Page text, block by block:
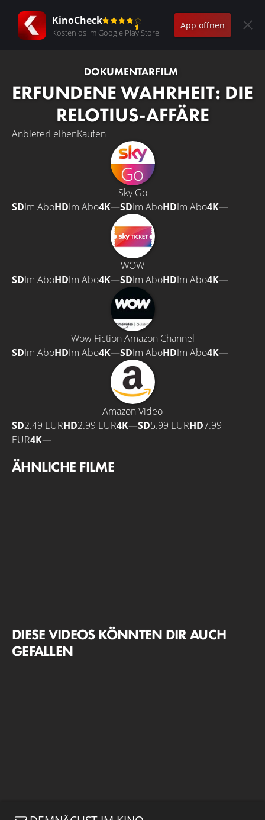
KinoCheck
Kostenlos im Google Play Store
App öffnen
DOKUMENTARFILM
ERFUNDENE WAHRHEIT: DIE
RELOTIUS-AFFÄRE
AnbieterLeihenKaufen
Sky Go
SDIm AboHDIm Abo4K—SDIm AboHDIm Abo4K—
WOW
SDIm AboHDIm Abo4K—SDIm AboHDIm Abo4K—
Wow Fiction Amazon Channel
SDIm AboHDIm Abo4K—SDIm AboHDIm Abo4K—
Amazon Video
SD2.49 EURHD2.99 EUR4K—SD5.99 EURHD7.99
EUR4K—
ÄHNLICHE FILME
DIESE VIDEOS KÖNNTEN DIR AUCH
GEFALLEN